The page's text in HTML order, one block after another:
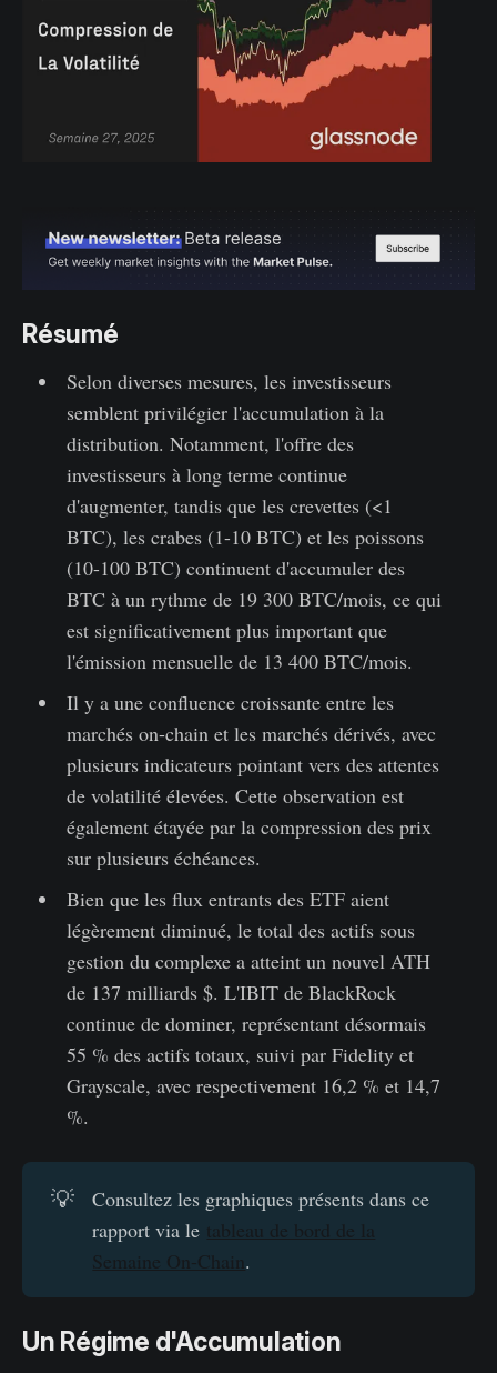
Résumé
Selon diverses mesures, les investisseurs
semblent privilégier l'accumulation à la
distribution. Notamment, l'offre des
investisseurs à long terme continue
d'augmenter, tandis que les crevettes (<1
BTC), les crabes (1-10 BTC) et les poissons
(10-100 BTC) continuent d'accumuler des
BTC à un rythme de 19 300 BTC/mois, ce qui
est significativement plus important que
l'émission mensuelle de 13 400 BTC/mois.
Il y a une confluence croissante entre les
marchés on-chain et les marchés dérivés, avec
plusieurs indicateurs pointant vers des attentes
de volatilité élevées. Cette observation est
également étayée par la compression des prix
sur plusieurs échéances.
Bien que les flux entrants des ETF aient
légèrement diminué, le total des actifs sous
gestion du complexe a atteint un nouvel ATH
de 137 milliards $. L'IBIT de BlackRock
continue de dominer, représentant désormais
55 % des actifs totaux, suivi par Fidelity et
Grayscale, avec respectivement 16,2 % et 14,7
%.
💡
Consultez les graphiques présents dans ce
rapport via le tableau de bord de la
Semaine On-Chain.
Un Régime d'Accumulation